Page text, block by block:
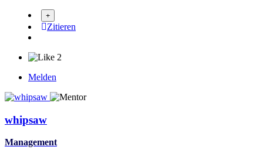
Zitieren
2
Melden
whipsaw
Management